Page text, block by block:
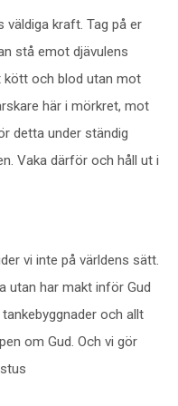
väldiga kraft. Tag på er
stå emot djävulens
kött och blod utan mot
här i mörkret, mot
detta under ständig
Vaka därför och håll ut i
vi inte på världens sätt.
utan har makt inför Gud
och allt
om Gud. Och vi gör